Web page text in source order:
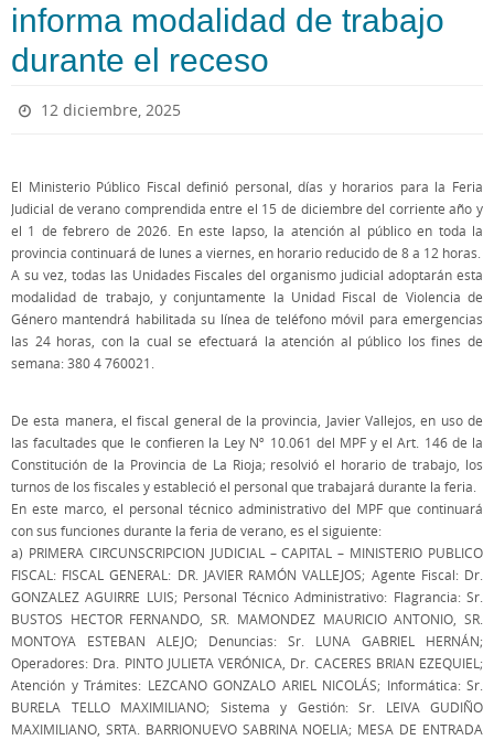
informa modalidad de trabajo
durante el receso
12 diciembre, 2025
El Ministerio Público Fiscal definió personal, días y horarios para la Feria
Judicial de verano comprendida entre el 15 de diciembre del corriente año y
el 1 de febrero de 2026. En este lapso, la atención al público en toda la
provincia continuará de lunes a viernes, en horario reducido de 8 a 12 horas.
A su vez, todas las Unidades Fiscales del organismo judicial adoptarán esta
modalidad de trabajo, y conjuntamente la Unidad Fiscal de Violencia de
Género mantendrá habilitada su línea de teléfono móvil para emergencias
las 24 horas, con la cual se efectuará la atención al público los fines de
semana: 380 4 760021.
De esta manera, el fiscal general de la provincia, Javier Vallejos, en uso de
las facultades que le confieren la Ley Nº 10.061 del MPF y el Art. 146 de la
Constitución de la Provincia de La Rioja; resolvió el horario de trabajo, los
turnos de los fiscales y estableció el personal que trabajará durante la feria.
En este marco, el personal técnico administrativo del MPF que continuará
con sus funciones durante la feria de verano, es el siguiente:
a) PRIMERA CIRCUNSCRIPCION JUDICIAL – CAPITAL – MINISTERIO PUBLICO
FISCAL: FISCAL GENERAL: DR. JAVIER RAMÓN VALLEJOS; Agente Fiscal: Dr.
GONZALEZ AGUIRRE LUIS; Personal Técnico Administrativo: Flagrancia: Sr.
BUSTOS HECTOR FERNANDO, SR. MAMONDEZ MAURICIO ANTONIO, SR.
MONTOYA ESTEBAN ALEJO; Denuncias: Sr. LUNA GABRIEL HERNÁN;
Operadores: Dra. PINTO JULIETA VERÓNICA, Dr. CACERES BRIAN EZEQUIEL;
Atención y Trámites: LEZCANO GONZALO ARIEL NICOLÁS; Informática: Sr.
BURELA TELLO MAXIMILIANO; Sistema y Gestión: Sr. LEIVA GUDIÑO
MAXIMILIANO, SRTA. BARRIONUEVO SABRINA NOELIA; MESA DE ENTRADA